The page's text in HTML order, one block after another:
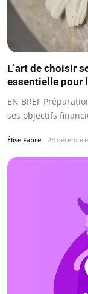
L’art de choisir
essentielle pour
EN BREF
ses objectifs
Élise Fabre 23